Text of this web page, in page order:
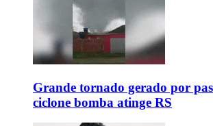
Grande tornado gerado por
ciclone bomba atinge RS